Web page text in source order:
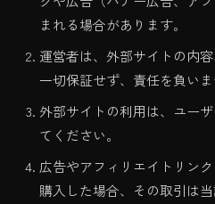
まれる場合があります。
運営者は、外部サイトの内
一切保証せず、責任を負いま
外部サイトの利用は、ユー
てください。
広告やアフィリエイトリン
購入した場合、その取引は